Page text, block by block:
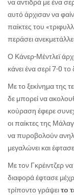
να αντιδρά με ένα
αυτό άρχισαν να
παίκτες του
περάσει
Ο Κάνερ-Μέντλεϊ
κάνει ένα σερί 7-0
Με το ξεκίνημα της
δε μπορεί να
κούραση έφερε
οι παίκτες της
να πυροβολούν
μεγαλώνει και
Με τον Γκρέιντζερ
διαφορά έφτασε
τρίποντο γράψειτο